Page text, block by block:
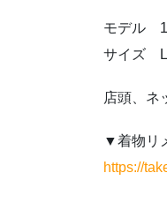
モデル
サイズ
店頭、ネ
▼着物リ
https://